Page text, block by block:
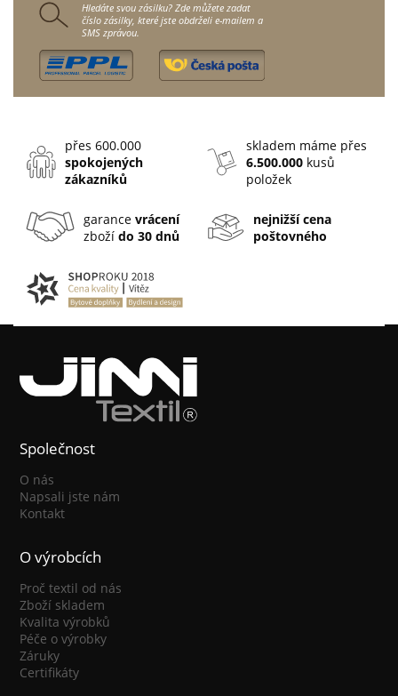
Hledáte svou zásilku? Zde můžete zadat
číslo zásilky, které jste obdrželi e-mailem a
SMS zprávou.
přes 600.000
spokojených
zákazníků
skladem máme přes
6.500.000 kusů
položek
garancevrácení
zbožído 30 dnů
nejnižší cena
poštovného
Společnost
O nás
Napsali jste nám
Kontakt
O výrobcích
Proč textil od nás
Zboží skladem
Kvalita výrobků
Péče o výrobky
Záruky
Certifikáty